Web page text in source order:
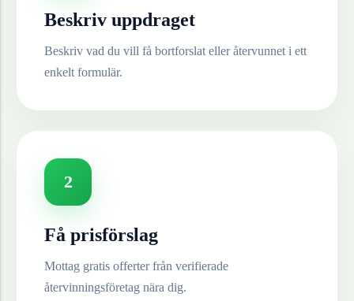
Beskriv uppdraget
Beskriv vad du vill få bortforslat eller återvunnet i ett
enkelt formulär.
2
Få prisförslag
Mottag gratis offerter från verifierade
återvinningsföretag nära dig.